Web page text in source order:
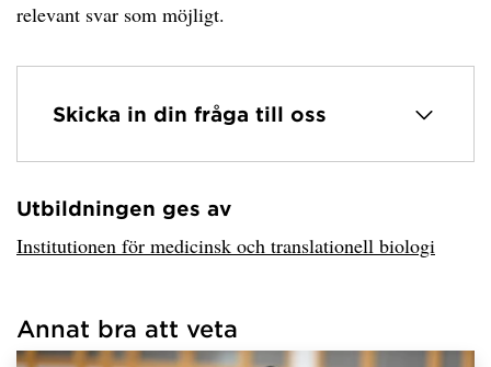
relevant svar som möjligt.
Skicka in din fråga till oss
Har hämtat avsändare.
Utbildningen ges av
Institutionen för medicinsk och translationell biologi
hämtat länkar.
Annat bra att veta